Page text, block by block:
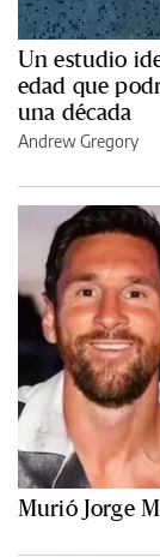
Un estudio
edad que
una década
Andrew Gregory
Murió Jorge